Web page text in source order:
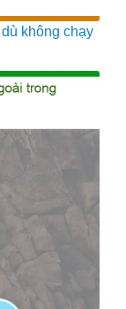
không chạy